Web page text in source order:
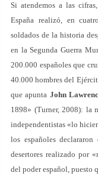
Si atendemos a las
España realizó, en
soldados de la historia
en la Segunda Guerra
200.000 españoles que
40.000 hombres del
que apunta John
1898» (Turner, 2008): la
independentistas «lo
los españoles
desertores realizado por
del poder español, puesto